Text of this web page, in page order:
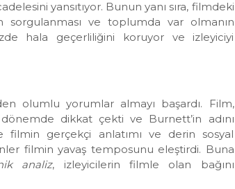
yansıtıyor. Bunun yanı sıra, filmdeki
sorgulanması ve toplumda var olmanın
hala geçerliliğini koruyor ve izleyiciyi
olumlu yorumlar almayı başardı. Film,
dikkat çekti ve Burnett’in adını
filmin gerçekçi anlatımı ve derin sosyal
filmin yavaş temposunu eleştirdi. Buna
analiz, izleyicilerin filmle olan bağını